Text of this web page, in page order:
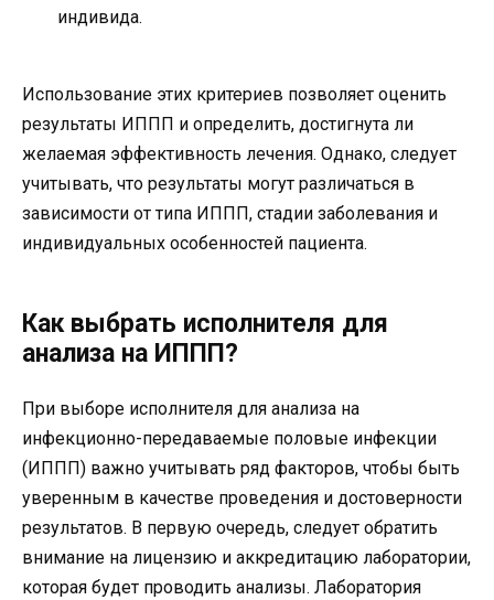
индивида.
Использование этих критериев позволяет оценить
результаты ИППП и определить, достигнута ли
желаемая эффективность лечения. Однако, следует
учитывать, что результаты могут различаться в
зависимости от типа ИППП, стадии заболевания и
индивидуальных особенностей пациента.
Как выбрать исполнителя для
анализа на ИППП?
При выборе исполнителя для анализа на
инфекционно-передаваемые половые инфекции
(ИППП) важно учитывать ряд факторов, чтобы быть
уверенным в качестве проведения и достоверности
результатов. В первую очередь, следует обратить
внимание на лицензию и аккредитацию лаборатории,
которая будет проводить анализы. Лаборатория